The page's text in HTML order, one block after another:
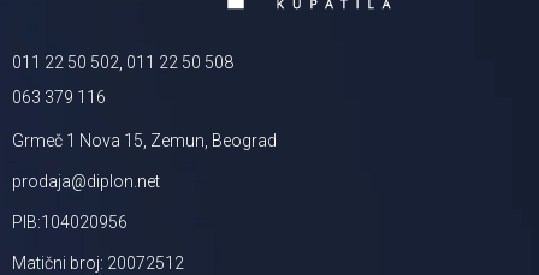
011 22 50 502, 011 22 50 508
063 379 116
Grmeč 1 Nova 15, Zemun, Beograd
prodaja@diplon.net
PIB:104020956
Matični broj: 20072512